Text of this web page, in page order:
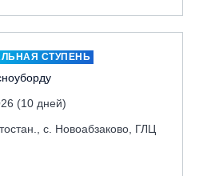
СТУПЕНЬ
(10 дней)
с. Новоабзаково, ГЛЦ